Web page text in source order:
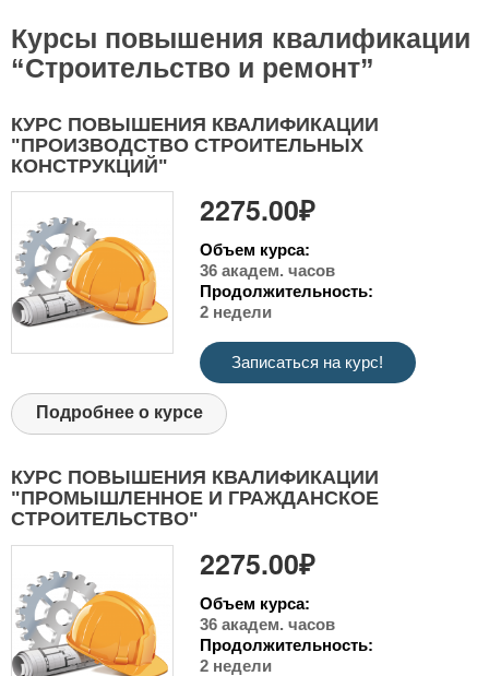
Курсы повышения квалификации
“Строительство и ремонт”
КУРС ПОВЫШЕНИЯ КВАЛИФИКАЦИИ
"ПРОИЗВОДСТВО СТРОИТЕЛЬНЫХ
КОНСТРУКЦИЙ"
2275.00₽
Объем курса:
36 академ. часов
Продолжительность:
2 недели
Записаться на курс!
Подробнее о курсе
КУРС ПОВЫШЕНИЯ КВАЛИФИКАЦИИ
"ПРОМЫШЛЕННОЕ И ГРАЖДАНСКОЕ
СТРОИТЕЛЬСТВО"
2275.00₽
Объем курса:
36 академ. часов
Продолжительность:
2 недели